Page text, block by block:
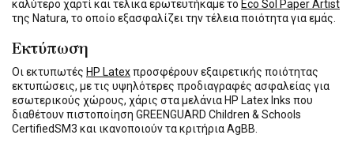
καλύτερο χαρτί και τελικά ερωτευτήκαμε το Eco Sol Paper Artist
της Natura, το οποίο εξασφαλίζει την τέλεια ποιότητα για εμάς.
Εκτύπωση
Οι εκτυπωτές HP Latexπροσφέρουν εξαιρετικής ποιότητας
εκτυπώσεις, με τις υψηλότερες προδιαγραφές ασφαλείας για
εσωτερικούς χώρους, χάρις στα μελάνια HP Latex Inks που
διαθέτουν πιστοποίηση GREENGUARD Children & Schools
CertifiedSM3 και ικανοποιούν τα κριτήρια AgBB.